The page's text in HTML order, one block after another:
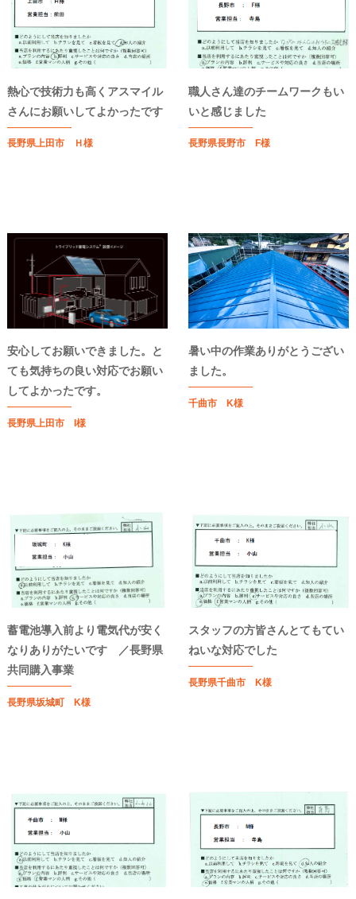
熱心で技術力も高くアスマイル
さんにお願いしてよかったです
長野県上田市 Ｈ様
職人さん達のチームワークもい
いと感じました
長野県長野市 F様
安心してお願いできました。と
ても気持ちの良い対応でお願い
してよかったです。
長野県上田市 I様
暑い中の作業ありがとうござい
ました。
千曲市 K様
蓄電池導入前より電気代が安く
なりありがたいです ／長野県
共同購入事業
長野県坂城町 K様
スタッフの方皆さんとてもてい
ねいな対応でした
長野県千曲市 K様